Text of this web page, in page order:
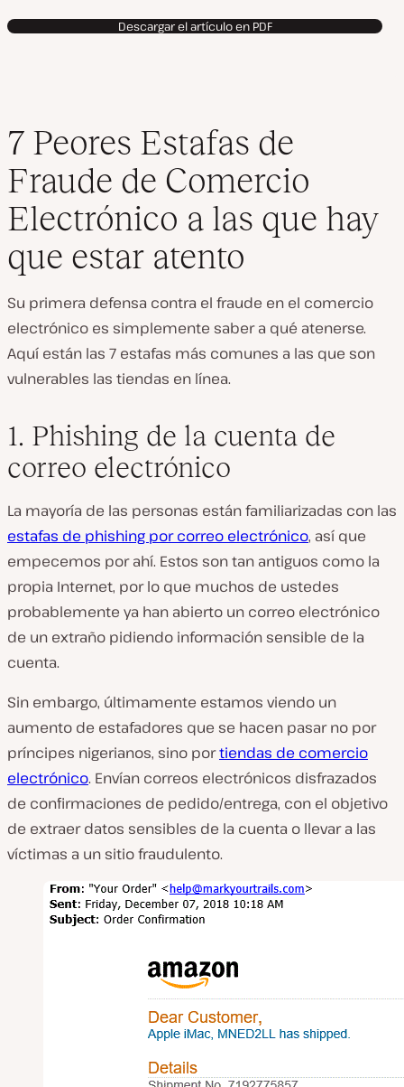
Descargar el artículo en PDF
7 Peores Estafas de
Fraude de Comercio
Electrónico a las que hay
que estar atento
Su primera defensa contra el fraude en el comercio
electrónico es simplemente saber a qué atenerse.
Aquí están las 7 estafas más comunes a las que son
vulnerables las tiendas en línea.
1. Phishing de la cuenta de
correo electrónico
La mayoría de las personas están familiarizadas con las
estafas de phishing por correo electrónico, así que
empecemos por ahí. Estos son tan antiguos como la
propia Internet, por lo que muchos de ustedes
probablemente ya han abierto un correo electrónico
de un extraño pidiendo información sensible de la
cuenta.
Sin embargo, últimamente estamos viendo un
aumento de estafadores que se hacen pasar no por
príncipes nigerianos, sino portiendas de comercio
electrónico. Envían correos electrónicos disfrazados
de confirmaciones de pedido/entrega, con el objetivo
de extraer datos sensibles de la cuenta o llevar a las
víctimas a un sitio fraudulento.